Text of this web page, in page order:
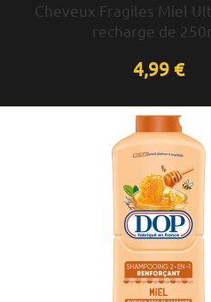
Cheveux Fragiles Miel
recharge de
4,99 €